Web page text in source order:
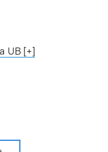
UB [+]